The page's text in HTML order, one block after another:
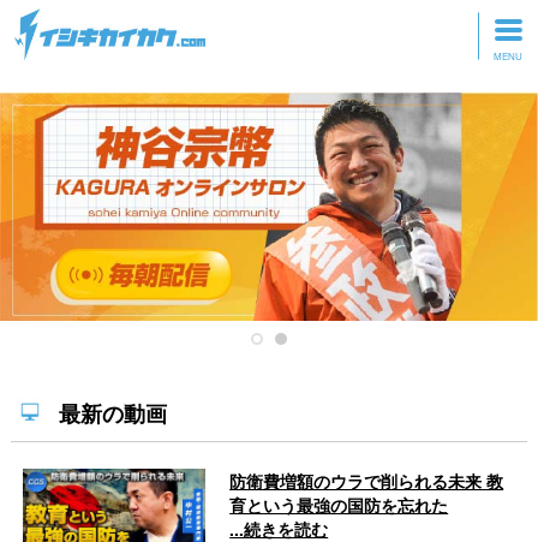
トップページ
動画を見る
記事を読む
セミナーに参加
研修・ツアーに参加
最新の動画
防衛費増額のウラで削られる未来 教
育という最強の国防を忘れた
...続きを読む